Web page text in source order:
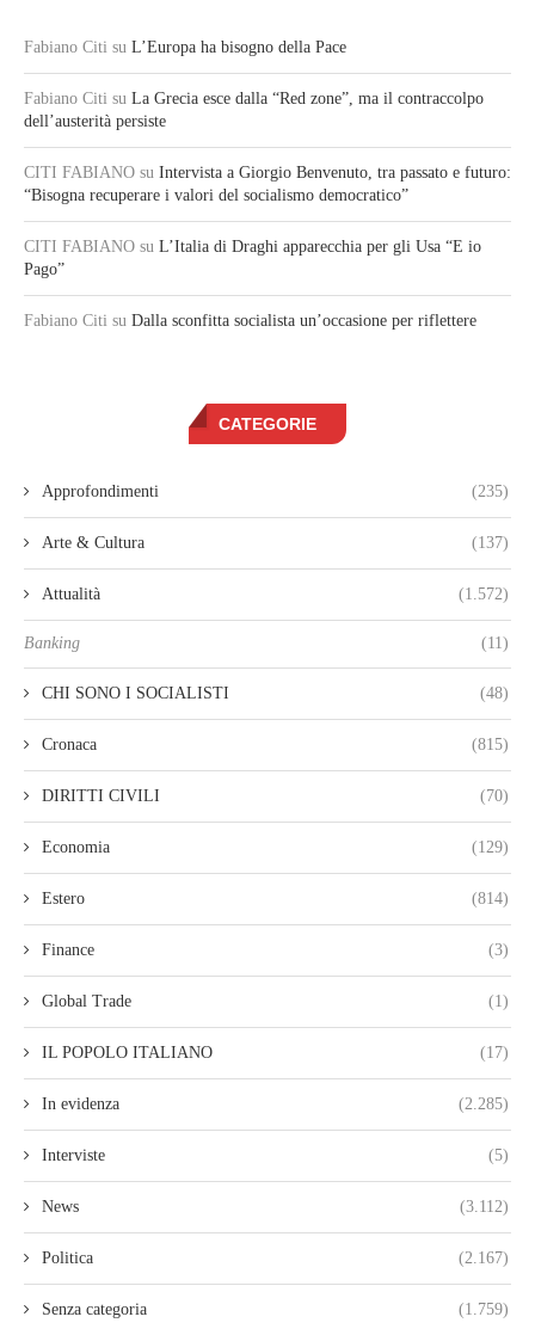
Fabiano Citi su L’Europa ha bisogno della Pace
Fabiano Citi su La Grecia esce dalla “Red zone”, ma il contraccolpo
dell’austerità persiste
CITI FABIANO su Intervista a Giorgio Benvenuto, tra passato e futuro:
“Bisogna recuperare i valori del socialismo democratico”
CITI FABIANO su L’Italia di Draghi apparecchia per gli Usa “E io
Pago”
Fabiano Citi su Dalla sconfitta socialista un’occasione per riflettere
CATEGORIE
Approfondimenti (235)
Arte & Cultura (137)
Attualità (1.572)
Banking (11)
CHI SONO I SOCIALISTI (48)
Cronaca (815)
DIRITTI CIVILI (70)
Economia (129)
Estero (814)
Finance (3)
Global Trade (1)
IL POPOLO ITALIANO (17)
In evidenza (2.285)
Interviste (5)
News (3.112)
Politica (2.167)
Senza categoria (1.759)